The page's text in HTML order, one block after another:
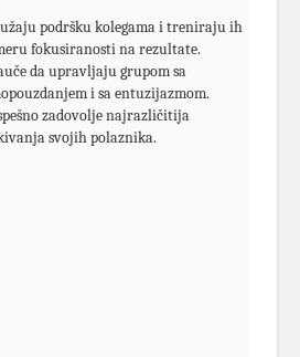
podršku kolegama i treniraju ih
fokusiranosti na rezultate.
da upravljaju grupom sa
i sa entuzijazmom.
zadovolje najrazličitija
svojih polaznika.